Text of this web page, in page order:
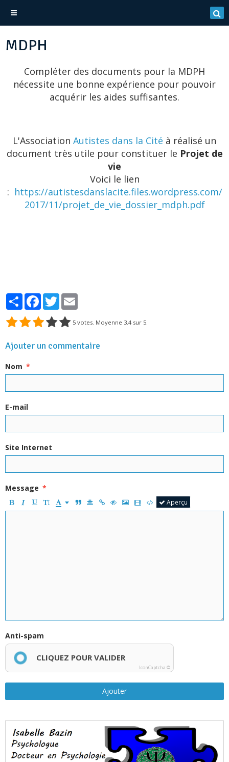
MDPH
Compléter des documents pour la MDPH
nécessite une bonne expérience pour pouvoir
acquérir les aides suffisantes.
L'Association Autistes dans la Cité à réalisé un
document très utile pour constituer le Projet de
vie
Voici le lien
: https://autistesdanslacite.files.wordpress.com/
2017/11/projet_de_vie_dossier_mdph.pdf
PartagerFacebook
Twitter
5 votes. Moyenne 3.4sur 5.
Ajouter un commentaire
Nom
E-mail
Site Internet
Message
Aperçu
Anti-spam
CLIQUEZ POUR VALIDER
IconCaptcha ©
Ajouter